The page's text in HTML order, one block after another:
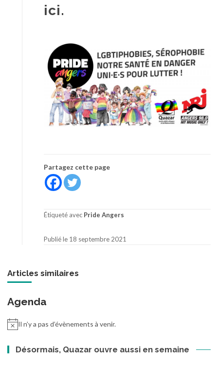
ici.
Partagez cette page
Étiqueté avec Pride Angers
Publié le 18 septembre 2021
Articles similaires
Agenda
Il n’y a pas d’évènements à venir.
Désormais, Quazar ouvre aussi en semaine